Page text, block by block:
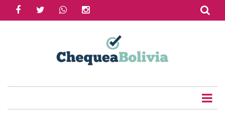
facebooktwitter whatsapp